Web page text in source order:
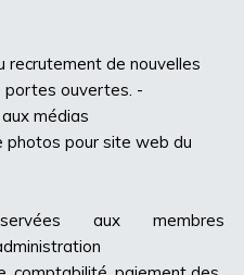
recrutement de nouvelles
portes ouvertes. -
médias
photos pour site web du
aux membres